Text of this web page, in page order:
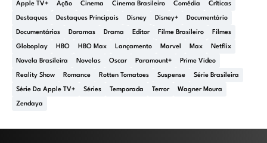
Apple TV+ Ação Cinema Cinema Brasileiro Comédia Críticas
Destaques Destaques Principais Disney Disney+ Documentário
Documentários Doramas Drama Editor Filme Brasileiro Filmes
Globoplay HBO HBO Max Lançamento Marvel Max Netflix
Novela Brasileira Novelas Oscar Paramount+ Prime Video
Reality Show Romance Rotten Tomatoes Suspense Série Brasileira
Série Da Apple TV+ Séries Temporada Terror Wagner Moura
Zendaya